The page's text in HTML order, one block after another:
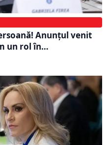
Anunţul venit
un rol în…